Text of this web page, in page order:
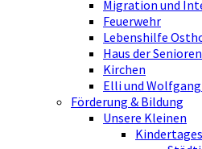
Migration und
Feuerwehr
Lebenshilfe
Haus der Senioren
Kirchen
Elli und
Förderung & Bildung
Unsere Kleinen